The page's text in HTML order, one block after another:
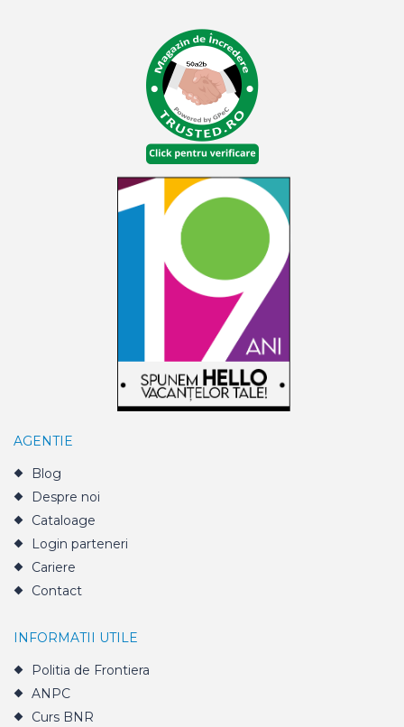
AGENTIE
Blog
Despre noi
Cataloage
Login parteneri
Cariere
Contact
INFORMATII UTILE
Politia de Frontiera
ANPC
Curs BNR